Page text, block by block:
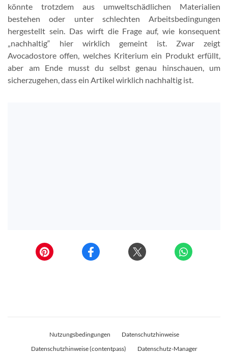
könnte trotzdem aus umweltschädlichen Materialien
bestehen oder unter schlechten Arbeitsbedingungen
hergestellt sein. Das wirft die Frage auf, wie konsequent
„nachhaltig“ hier wirklich gemeint ist. Zwar zeigt
Avocadostore offen, welches Kriterium ein Produkt erfüllt,
aber am Ende musst du selbst genau hinschauen, um
sicherzugehen, dass ein Artikel wirklich nachhaltig ist.
Nutzungsbedingungen
Datenschutzhinweise
Datenschutzhinweise (contentpass)
Datenschutz-Manager